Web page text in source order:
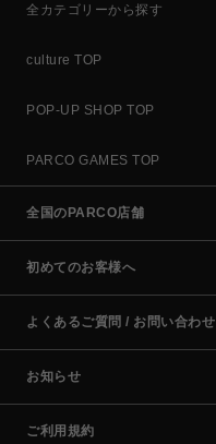
全カテゴリーから探す
culture TOP
POP-UP SHOP TOP
PARCO GAMES TOP
全国のPARCO店舗
初めてのお客様へ
よくあるご質問 / お問い合わせ
お知らせ
ご利用規約